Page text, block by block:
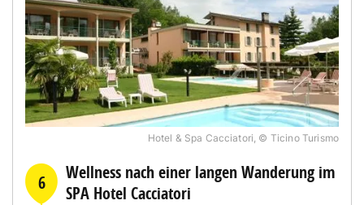
Hotel & Spa Cacciatori, © Ticino Turismo
6
Wellness nach einer langen Wanderung im
SPA Hotel Cacciatori